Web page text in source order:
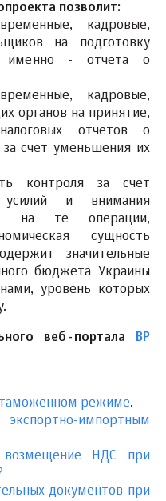
позволит:
кадровые,
на подготовку
именно - отчета о
кадровые,
органов на принятие,
отчетов о
счет уменьшения их
контроля за счет
усилий и внимания
на те операции,
сущность
значительные
бюджета Украины
уровень которых
веб-портала
ВР
таможенном режиме.
импортным
возмещение НДС при
документов при